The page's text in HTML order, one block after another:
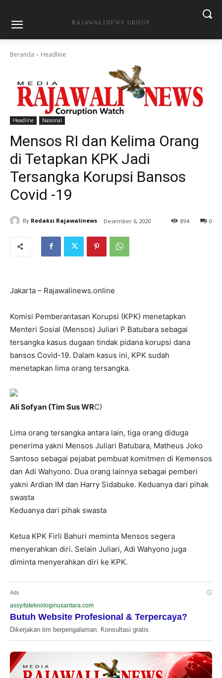
RAJAWALINEWS GROUP
Beranda Headline
Headline Nasional
Mensos RI dan Kelima Orang
di Tetapkan KPK Jadi
Tersangka Korupsi Bansos
Covid -19
By Redaksi Rajawalinews Desember 6, 2020 0
894
Jakarta – Rajawalinews.online
Komisi Pemberantasan Korupsi (KPK) menetapkan
Menteri Sosial (Mensos) Juliari P Batubara sebagai
tersangka kasus dugaan tindak pidana korupsi dana
bansos Covid-19. Dalam kasus ini, KPK sudah
menetapkan lima orang tersangka.
Ali Sofyan (Tim Sus WRC)
Lima orang tersangka antara lain, tiga orang diduga
penerima yakni Mensos Juliari Batubara, Matheus Joko
Santoso sebagai pejabat pembuat komitmen di Kemensos
dan Adi Wahyono. Dua orang lainnya sebagai pemberi
yakni Ardian IM dan Harry Sidabuke. Keduanya dari pihak
swasta
Keduanya dari pihak swasta
Ketua KPK Firli Bahuri meminta Mensos segera
menyerahkan diri. Selain Juliari, Adi Wahyono juga
diminta menyerahkan diri ke KPK.
Ads ⓘ
assyifateknologinusantara.com
Butuh Website Profesional & Terpercaya?
Dikerjakan tim berpengalaman. Konsultasi gratis.